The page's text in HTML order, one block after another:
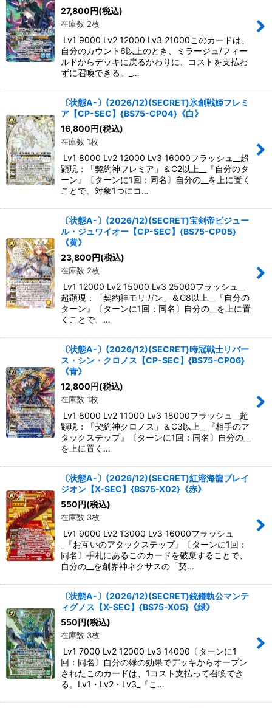
27,800 円(税込)
在庫数 2枚
Lv1 9000 Lv2 12000 Lv3 21000このカードは、
自分のカウント6以上のとき、ミラージュ/フィー
ルドからデッキに戻るかわりに、コストを支払わ
ずに召喚できる。_…
〔状態A-〕(2026/12)(SECRET)氷創戦姫フレミ
ア【CP-SEC】{BS75-CP04}《白》
16,800 円(税込)
在庫数 1枚
Lv1 8000 Lv2 12000 Lv3 16000フラッシュ__超
顕現：「契約神フレミア」＆C2以上__『自分のタ
ーン』〔ターンに1回：同名〕自分の__を上に置く
ことで、対象1つにコ…
〔状態A-〕(2026/12)(SECRET)宝剣帝ビジュー
ル・ジュワイオー【CP-SEC】{BS75-CP05}
《黄》
23,800 円(税込)
在庫数 2枚
Lv1 12000 Lv2 15000 Lv3 25000フラッシュ__
超顕現：「契約神モリガン」＆C8以上__『自分の
ターン』〔ターンに1回：同名〕自分の__を上に置
くことで、…
〔状態A-〕(2026/12)(SECRET)時冠戦士リバー
ス・シン・クロノス【CP-SEC】{BS75-CP06}
《青》
12,800 円(税込)
在庫数 1枚
Lv1 8000 Lv2 11000 Lv3 18000フラッシュ__超
顕現：「契約神クロノス」＆C3以上__『相手のア
タックステップ』〔ターンに1回：同名〕自分の__
を上に置く…
〔状態A-〕(2026/12)(SECRET)紅溶海龍ブレイ
ジオン【X-SEC】{BS75-X02}《赤》
550 円(税込)
在庫数 3枚
Lv1 9000 Lv2 13000 Lv3 16000フラッシュ
_『お互いのアタックステップ』〔ターンに1回：
同名〕手札にあるこのカードを破棄することで、
自分の__を創界神ネクサスの「契…
〔状態A-〕(2026/12)(SECRET)銃鎌軌公マンテ
ィグノス【X-SEC】{BS75-X05}《緑》
550 円(税込)
在庫数 3枚
Lv1 7000 Lv2 12000 Lv3 14000〔ターンに1
回：同名〕自分の緑の効果でデッキからオープン
されたこのカードは、1コスト支払って召喚でき
る。Lv1・Lv2・Lv3_『こ…